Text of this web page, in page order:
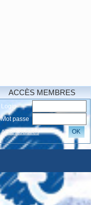
ACCÈS MEMBRES
Login
Mot passe
Accés oubliés
OK